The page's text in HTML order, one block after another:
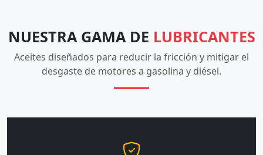
NUESTRA GAMA DE LUBRICANTES
Aceites diseñados para reducir la fricción y mitigar el
desgaste de motores a gasolina y diésel.